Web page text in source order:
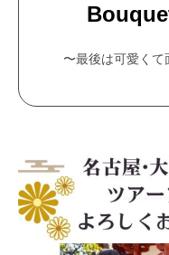
〜最後は可愛く